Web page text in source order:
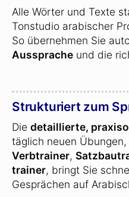
Alle Wörter und Texte
Tonstudio arabischer
So übernehmen Sie
Aussprache und die
Strukturiert zum
Die detaillierte,
täglich neuen
Verbtrainer,
trainer, bringt Sie
Gesprächen auf